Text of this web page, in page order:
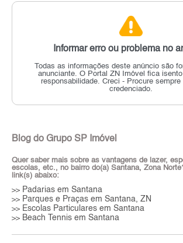
Informar erro ou problema no
Todas as informações deste anúncio são
anunciante. O Portal ZN Imóvel fica
responsabilidade. Creci - Procure sempre
credenciado.
Blog do Grupo SP Imóvel
Quer saber mais sobre as vantagens de lazer,
escolas, etc., no bairro do(a) Santana, Zona
link(s) abaixo:
>> Padarias em Santana
>> Parques e Praças em Santana, ZN
>> Escolas Particulares em Santana
>> Beach Tennis em Santana